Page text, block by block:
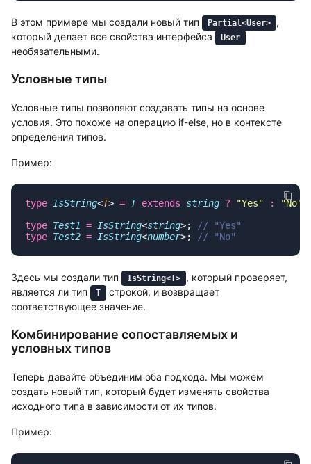
В этом примере мы создали новый тип Partial<User>
,
который делает все свойства интерфейса
User
необязательными.
Условные типы
Условные типы позволяют создавать типы на основе
условия. Это похоже на операцию if-else, но в контексте
определения типов.
Пример:
type IsString<T> = T extends string ? "Yes" : "No"
type Test1 = IsString<string>;
type Test2 = IsString<number>;
Здесь мы создали тип IsString<T>
, который проверяет,
является ли тип
T
строкой, и возвращает
соответствующее значение.
Комбинирование сопоставляемых и
условных типов
Теперь давайте объединим оба подхода. Мы можем
создать новый тип, который будет изменять свойства
исходного типа в зависимости от их типов.
Пример: